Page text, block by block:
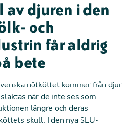
av djuren i den
och
får aldrig
bete
nötköttet kommer från djur
när de inte ses som
längre och deras
skull. I den nya SLU-